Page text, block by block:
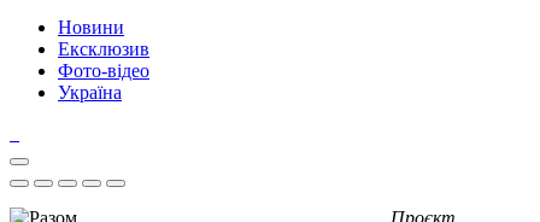
Новини
Ексклюзив
Фото-відео
Україна